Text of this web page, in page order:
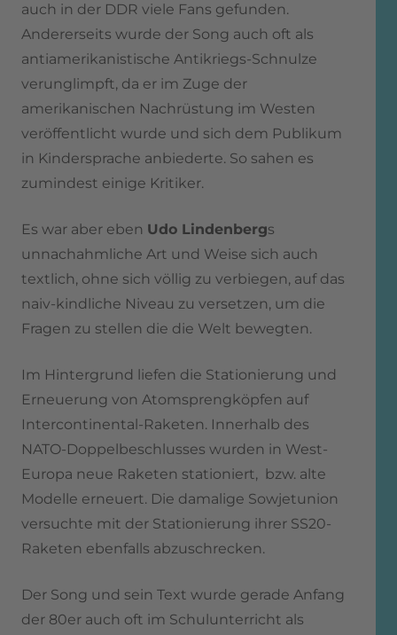
auch in der DDR viele Fans gefunden.
Andererseits wurde der Song auch oft als
antiamerikanistische Antikriegs-Schnulze
verunglimpft, da er im Zuge der
amerikanischen Nachrüstung im Westen
veröffentlicht wurde und sich dem Publikum
in Kindersprache anbiederte. So sahen es
zumindest einige Kritiker.
Es war aber eben Udo Lindenbergs
unnachahmliche Art und Weise sich auch
textlich, ohne sich völlig zu verbiegen, auf das
naiv-kindliche Niveau zu versetzen, um die
Fragen zu stellen die die Welt bewegten.
Im Hintergrund liefen die Stationierung und
Erneuerung von Atomsprengköpfen auf
Intercontinental-Raketen. Innerhalb des
NATO-Doppelbeschlusses wurden in West-
Europa neue Raketen stationiert, bzw. alte
Modelle erneuert. Die damalige Sowjetunion
versuchte mit der Stationierung ihrer SS20-
Raketen ebenfalls abzuschrecken.
Der Song und sein Text wurde gerade Anfang
der 80er auch oft im Schulunterricht als